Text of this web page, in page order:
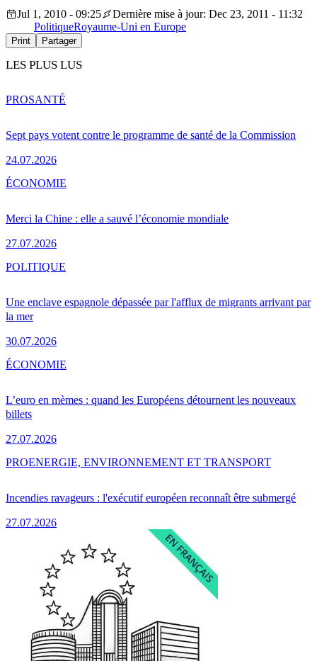
Jul 1, 2010 - 09:25
Dernière mise à jour: Dec 23, 2011 - 11:32
PolitiqueRoyaume-Uni en Europe
Print Partager
LES PLUS LUS
Sept pays votent contre le programme de santé de la Commission
24.07.2026
PROSANTÉ
Merci la Chine : elle a sauvé l’économie mondiale
27.07.2026
ÉCONOMIE
Une enclave espagnole dépassée par l'afflux de migrants arrivant par
la mer
30.07.2026
POLITIQUE
L’euro en mèmes : quand les Européens détournent les nouveaux
billets
27.07.2026
ÉCONOMIE
Incendies ravageurs : l'exécutif européen reconnaît être submergé
27.07.2026
PROENERGIE, ENVIRONNEMENT ET TRANSPORT